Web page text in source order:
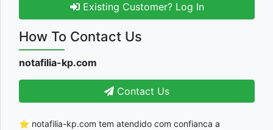
Existing Customer? Log In
How To Contact Us
notafilia-kp.com
Contact Us
⭐ notafilia-kp.com tem atendido com confianca a